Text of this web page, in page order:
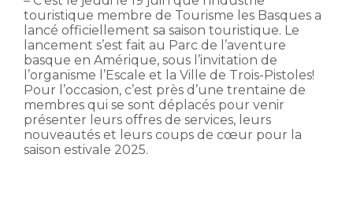
touristique membre de Tourisme les Basques a
lancé officiellement sa saison touristique. Le
lancement s’est fait au Parc de l’aventure
basque en Amérique, sous l’invitation de
l’organisme l’Escale et la Ville de Trois-Pistoles!
Pour l’occasion, c’est près d’une trentaine de
membres qui se sont déplacés pour venir
présenter leurs offres de services, leurs
nouveautés et leurs coups de cœur pour la
saison estivale 2025.